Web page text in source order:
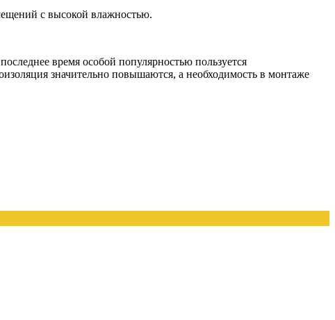
с высокой влажностью.
время особой популярностью пользуется
значительно повышаются, а необходимость в монтаже